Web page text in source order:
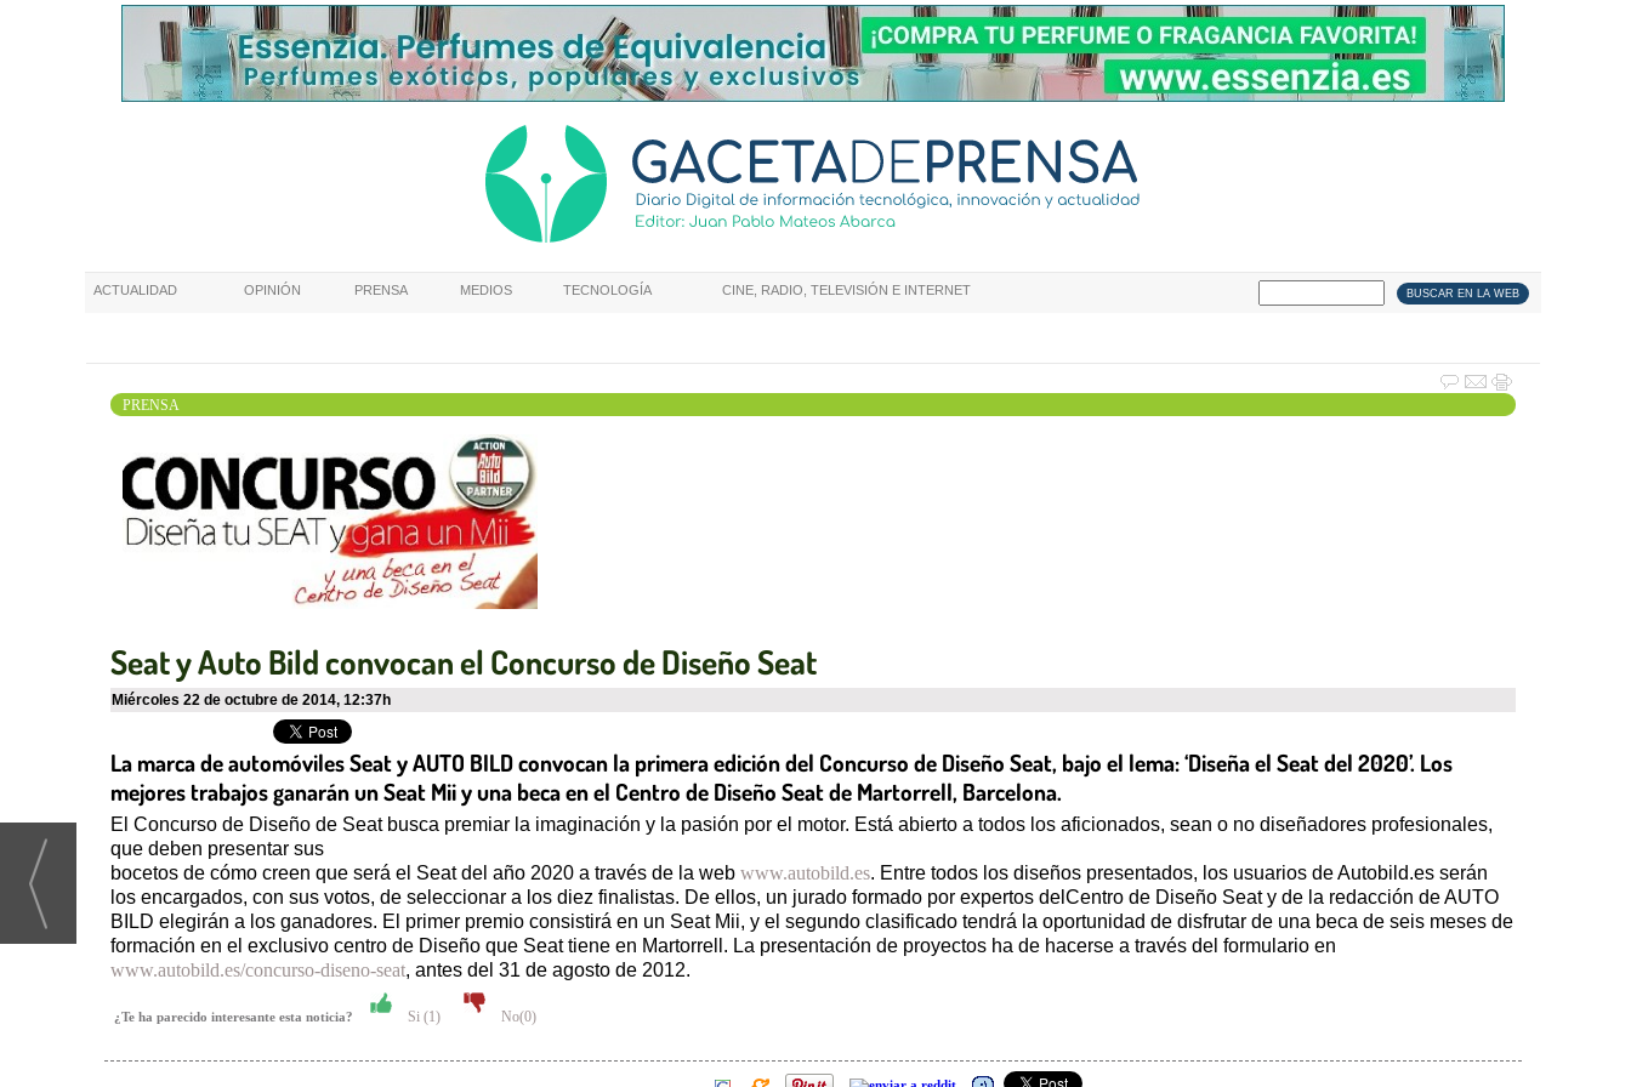
ACTUALIDAD OPINIÓN PRENSA MEDIOS TECNOLOGÍA CINE, RADIO, TELEVISIÓN E INTERNET
PRENSA
Seat y Auto Bild convocan el Concurso de Diseño Seat
miércoles 22 de octubre de 2014, 12:37h
La marca de automóviles Seat y AUTO BILD convocan la primera edición del Concurso de Diseño Seat, bajo el lema: ‘Diseña el Seat del 2020’. Los
mejores trabajos ganarán un Seat Mii y una beca en el Centro de Diseño Seat de Martorrell, Barcelona.
El Concurso de Diseño de Seat busca premiar la imaginación y la pasión por el motor. Está abierto a todos los aficionados, sean o no diseñadores profesionales,
que deben presentar sus
bocetos de cómo creen que será el Seat del año 2020 a través de la web www.autobild.es. Entre todos los diseños presentados, los usuarios de Autobild.es serán
los encargados, con sus votos, de seleccionar a los diez finalistas. De ellos, un jurado formado por expertos delCentro de Diseño Seat y de la redacción de AUTO
BILD elegirán a los ganadores. El primer premio consistirá en un Seat Mii, y el segundo clasificado tendrá la oportunidad de disfrutar de una beca de seis meses de
formación en el exclusivo centro de Diseño que Seat tiene en Martorrell. La presentación de proyectos ha de hacerse a través del formulario en
www.autobild.es/concurso-diseno-seat, antes del 31 de agosto de 2012.
¿Te ha parecido interesante esta noticia? Si (1) No(0)